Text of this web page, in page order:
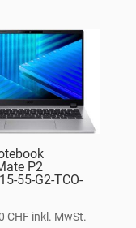
P2
55-G2-TCO-
CHF inkl. MwSt.